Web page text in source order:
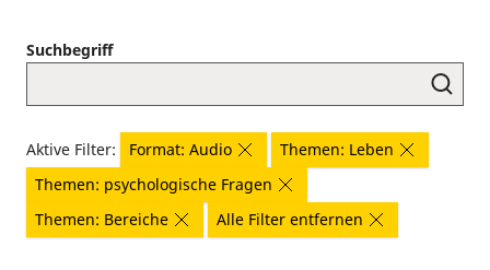
Suchbegriff
Aktive Filter: Format: Audio
Themen: Leben
Themen: psychologische Fragen
Themen: Bereiche
Alle Filter entfernen